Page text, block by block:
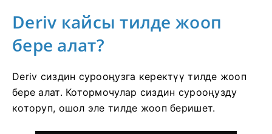
Deriv кайсы тилде жооп
бере алат?
Deriv сиздин сурооңузга керектүү тилде жооп
бере алат. Котормочулар сиздин сурооңузду
которуп, ошол эле тилде жооп беришет.